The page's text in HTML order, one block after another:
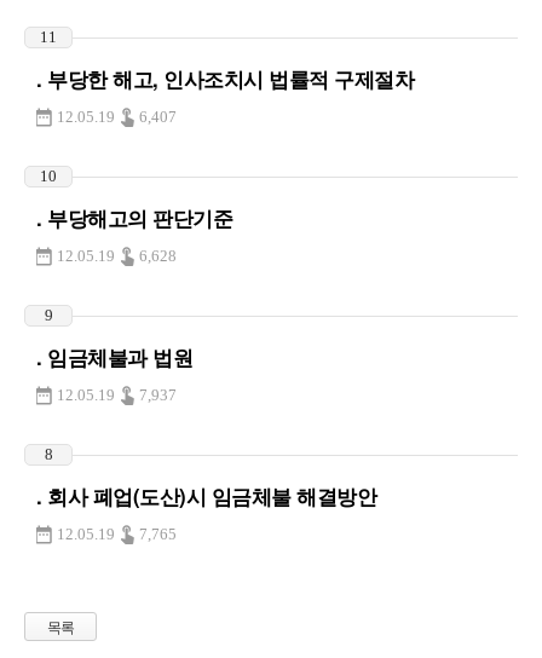
11
. 부당한 해고, 인사조치시 법률적 구제절차
12.05.19 6,407
10
. 부당해고의 판단기준
12.05.19 6,628
9
. 임금체불과 법원
12.05.19 7,937
8
. 회사 폐업(도산)시 임금체불 해결방안
12.05.19 7,765
목록